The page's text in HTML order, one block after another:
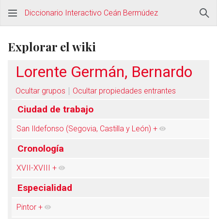
Diccionario Interactivo Ceán Bermúdez
Explorar el wiki
Lorente Germán, Bernardo
Ocultar grupos Ocultar propiedades entrantes
Ciudad de trabajo
San Ildefonso (Segovia, Castilla y León) +
Cronología
XVII-XVIII +
Especialidad
Pintor +